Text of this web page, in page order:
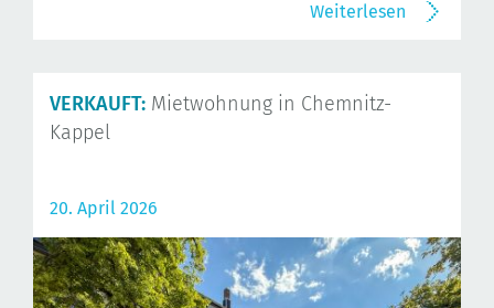
Weiterlesen
VERKAUFT: Mietwohnung in Chemnitz-
Kappel
20. April 2026